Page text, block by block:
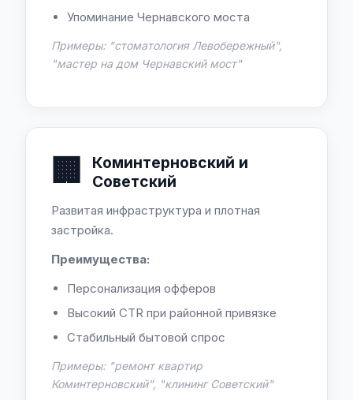
Упоминание Чернавского моста
Примеры: "стоматология Левобережный",
"мастер на дом Чернавский мост"
🏢
Коминтерновский и
Советский
Развитая инфраструктура и плотная
застройка.
Преимущества:
Персонализация офферов
Высокий CTR при районной привязке
Стабильный бытовой спрос
Примеры: "ремонт квартир
Коминтерновский", "клининг Советский"